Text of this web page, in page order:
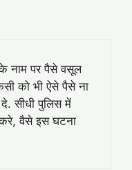
नाम पर पैसे वसूल
को भी ऐसे पैसे ना
सीधी पुलिस में
वैसे इस घटना